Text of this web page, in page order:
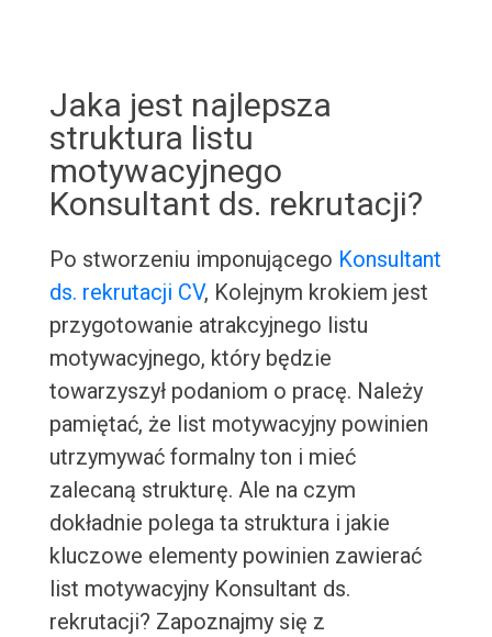
Jaka jest najlepsza
struktura listu
motywacyjnego
Konsultant ds. rekrutacji?
Po stworzeniu imponującego Konsultant
ds. rekrutacji CV, Kolejnym krokiem jest
przygotowanie atrakcyjnego listu
motywacyjnego, który będzie
towarzyszył podaniom o pracę. Należy
pamiętać, że list motywacyjny powinien
utrzymywać formalny ton i mieć
zalecaną strukturę. Ale na czym
dokładnie polega ta struktura i jakie
kluczowe elementy powinien zawierać
list motywacyjny Konsultant ds.
rekrutacji? Zapoznajmy się z